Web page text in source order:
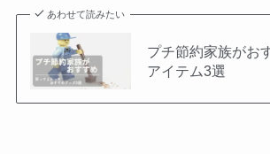
あわせて読みたい
プチ節約家族が
アイテム3選